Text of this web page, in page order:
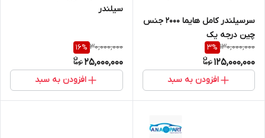
سرسیلندر کامل هایما ۲۰۰۰ جنس
چین درجه یک
130,000,000
3%
125,000,000
افزودن به سبد
سیلندر
30,000,000
16%
25,000,000
افزودن به سبد